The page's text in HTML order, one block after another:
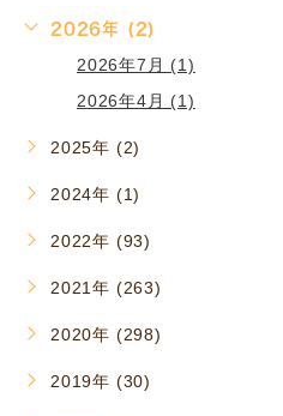
2026年 (2)
2026年7月 (1)
2026年4月 (1)
2025年 (2)
2024年 (1)
2022年 (93)
2021年 (263)
2020年 (298)
2019年 (30)